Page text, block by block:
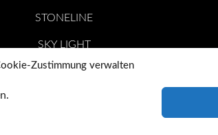
Zustimmung verwalten
STONELINE
SKY LIGHT
KITCHEN AID
*=